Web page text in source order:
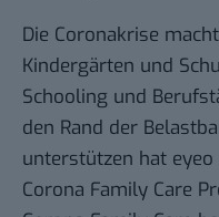
Die Coronakrise
Kindergärten und
Schooling und
den Rand der
unterstützen hat
Corona Family Care